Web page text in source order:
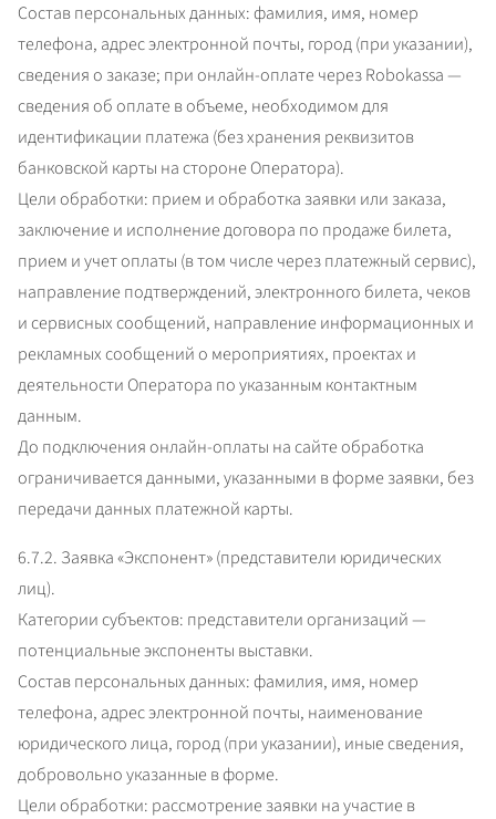
Состав персональных данных: фамилия, имя, номер
телефона, адрес электронной почты, город (при указании),
сведения о заказе; при онлайн-оплате через Robokassa —
сведения об оплате в объеме, необходимом для
идентификации платежа (без хранения реквизитов
банковской карты на стороне Оператора).
Цели обработки: прием и обработка заявки или заказа,
заключение и исполнение договора по продаже билета,
прием и учет оплаты (в том числе через платежный сервис),
направление подтверждений, электронного билета, чеков
и сервисных сообщений, направление информационных и
рекламных сообщений о мероприятиях, проектах и
деятельности Оператора по указанным контактным
данным.
До подключения онлайн-оплаты на сайте обработка
ограничивается данными, указанными в форме заявки, без
передачи данных платежной карты.
6.7.2. Заявка «Экспонент» (представители юридических
лиц).
Категории субъектов: представители организаций —
потенциальные экспоненты выставки.
Состав персональных данных: фамилия, имя, номер
телефона, адрес электронной почты, наименование
юридического лица, город (при указании), иные сведения,
добровольно указанные в форме.
Цели обработки: рассмотрение заявки на участие в